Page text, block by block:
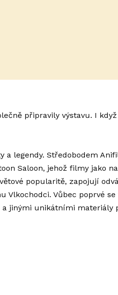
připravily výstavu. I
legendy. Středobodem
Saloon, jehož filmy jako
popularitě, zapojují
Vůbec poprvé
jinými unikátními materiály